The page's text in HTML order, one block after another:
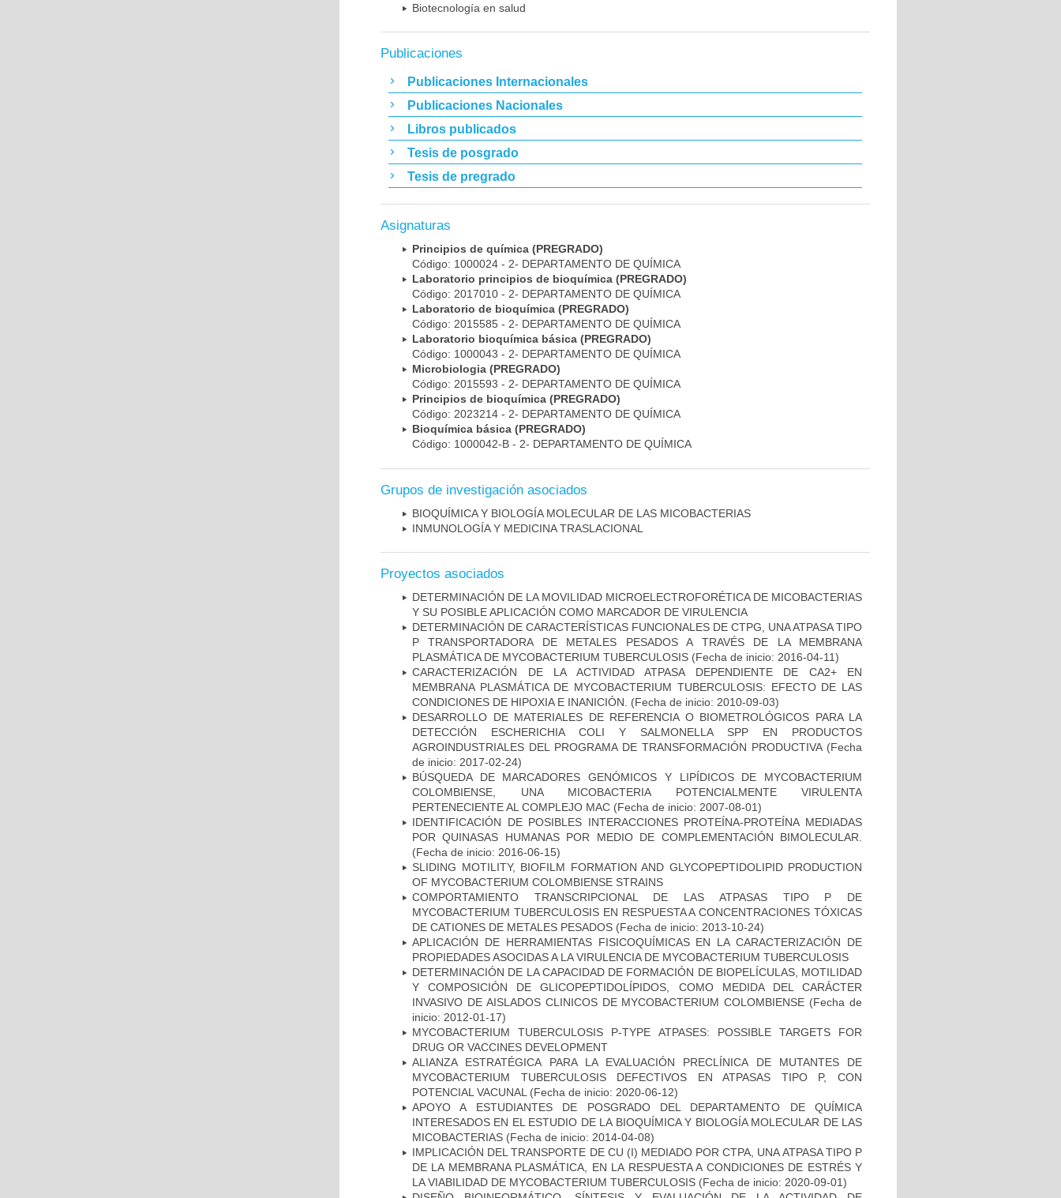
Biotecnología en salud
Publicaciones
Publicaciones Internacionales
Publicaciones Nacionales
Libros publicados
Tesis de posgrado
Tesis de pregrado
Asignaturas
Principios de química (PREGRADO)
Código: 1000024 - 2- DEPARTAMENTO DE QUÍMICA
Laboratorio principios de bioquímica (PREGRADO)
Código: 2017010 - 2- DEPARTAMENTO DE QUÍMICA
Laboratorio de bioquímica (PREGRADO)
Código: 2015585 - 2- DEPARTAMENTO DE QUÍMICA
Laboratorio bioquímica básica (PREGRADO)
Código: 1000043 - 2- DEPARTAMENTO DE QUÍMICA
Microbiologia (PREGRADO)
Código: 2015593 - 2- DEPARTAMENTO DE QUÍMICA
Principios de bioquímica (PREGRADO)
Código: 2023214 - 2- DEPARTAMENTO DE QUÍMICA
Bioquímica básica (PREGRADO)
Código: 1000042-B - 2- DEPARTAMENTO DE QUÍMICA
Grupos de investigación asociados
BIOQUÍMICA Y BIOLOGÍA MOLECULAR DE LAS MICOBACTERIAS
INMUNOLOGÍA Y MEDICINA TRASLACIONAL
Proyectos asociados
DETERMINACIÓN DE LA MOVILIDAD MICROELECTROFORÉTICA DE MICOBACTERIAS
Y SU POSIBLE APLICACIÓN COMO MARCADOR DE VIRULENCIA
DETERMINACIÓN DE CARACTERÍSTICAS FUNCIONALES DE CTPG, UNA ATPASA TIPO
P TRANSPORTADORA DE METALES PESADOS A TRAVÉS DE LA MEMBRANA
PLASMÁTICA DE MYCOBACTERIUM TUBERCULOSIS (Fecha de inicio: 2016-04-11)
CARACTERIZACIÓN DE LA ACTIVIDAD ATPASA DEPENDIENTE DE CA2+ EN
MEMBRANA PLASMÁTICA DE MYCOBACTERIUM TUBERCULOSIS: EFECTO DE LAS
CONDICIONES DE HIPOXIA E INANICIÓN.
(Fecha de inicio: 2010-09-03)
DESARROLLO DE MATERIALES DE REFERENCIA O BIOMETROLÓGICOS PARA LA
DETECCIÓN ESCHERICHIA COLI Y SALMONELLA SPP EN PRODUCTOS
AGROINDUSTRIALES DEL PROGRAMA DE TRANSFORMACIÓN PRODUCTIVA(Fecha
de inicio: 2017-02-24)
BÚSQUEDA DE MARCADORES GENÓMICOS Y LIPÍDICOS DE MYCOBACTERIUM
COLOMBIENSE, UNA MICOBACTERIA POTENCIALMENTE VIRULENTA
PERTENECIENTE AL COMPLEJO MAC (Fecha de inicio: 2007-08-01)
IDENTIFICACIÓN DE POSIBLES INTERACCIONES PROTEÍNA-PROTEÍNA MEDIADAS
POR QUINASAS HUMANAS POR MEDIO DE COMPLEMENTACIÓN BIMOLECULAR.
(Fecha de inicio: 2016-06-15)
SLIDING MOTILITY, BIOFILM FORMATION AND GLYCOPEPTIDOLIPID PRODUCTION
OF MYCOBACTERIUM COLOMBIENSE STRAINS
COMPORTAMIENTO TRANSCRIPCIONAL DE LAS ATPASAS TIPO P DE
MYCOBACTERIUM TUBERCULOSIS EN RESPUESTA A CONCENTRACIONES TÓXICAS
DE CATIONES DE METALES PESADOS (Fecha de inicio: 2013-10-24)
APLICACIÓN DE HERRAMIENTAS FISICOQUÍMICAS EN LA CARACTERIZACIÓN DE
PROPIEDADES ASOCIDAS A LA VIRULENCIA DE MYCOBACTERIUM TUBERCULOSIS
DETERMINACIÓN DE LA CAPACIDAD DE FORMACIÓN DE BIOPELÍCULAS, MOTILIDAD
Y COMPOSICIÓN DE GLICOPEPTIDOLÍPIDOS, COMO MEDIDA DEL CARÁCTER
INVASIVO DE AISLADOS CLINICOS DE MYCOBACTERIUM COLOMBIENSE (Fecha de
inicio: 2012-01-17)
MYCOBACTERIUM TUBERCULOSIS P-TYPE ATPASES: POSSIBLE TARGETS FOR
DRUG OR VACCINES DEVELOPMENT
ALIANZA ESTRATÉGICA PARA LA EVALUACIÓN PRECLÍNICA DE MUTANTES DE
MYCOBACTERIUM TUBERCULOSIS DEFECTIVOS EN ATPASAS TIPO P, CON
POTENCIAL VACUNAL (Fecha de inicio: 2020-06-12)
APOYO A ESTUDIANTES DE POSGRADO DEL DEPARTAMENTO DE QUÍMICA
INTERESADOS EN EL ESTUDIO DE LA BIOQUÍMICA Y BIOLOGÍA MOLECULAR DE LAS
MICOBACTERIAS (Fecha de inicio: 2014-04-08)
IMPLICACIÓN DEL TRANSPORTE DE CU (I) MEDIADO POR CTPA, UNA ATPASA TIPO P
DE LA MEMBRANA PLASMÁTICA, EN LA RESPUESTA A CONDICIONES DE ESTRÉS Y
LA VIABILIDAD DE MYCOBACTERIUM TUBERCULOSIS (Fecha de inicio: 2020-09-01)